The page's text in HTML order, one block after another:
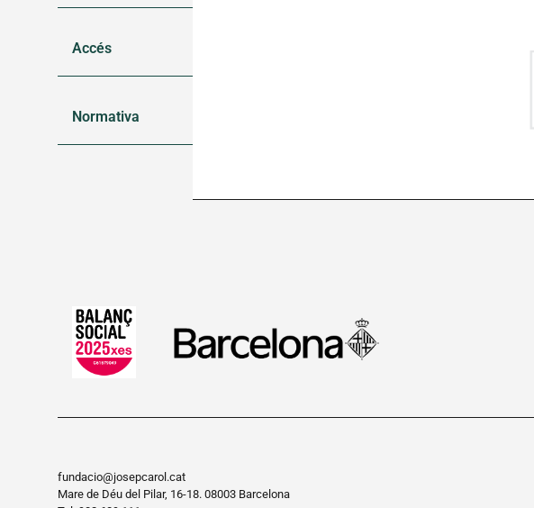
Accés
Normativa
fundacio@josepcarol.cat
Mare de Déu del Pilar, 16-18. 08003 Barcelona